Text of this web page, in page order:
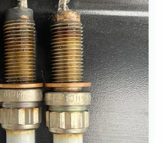
produtos
da reciclagem